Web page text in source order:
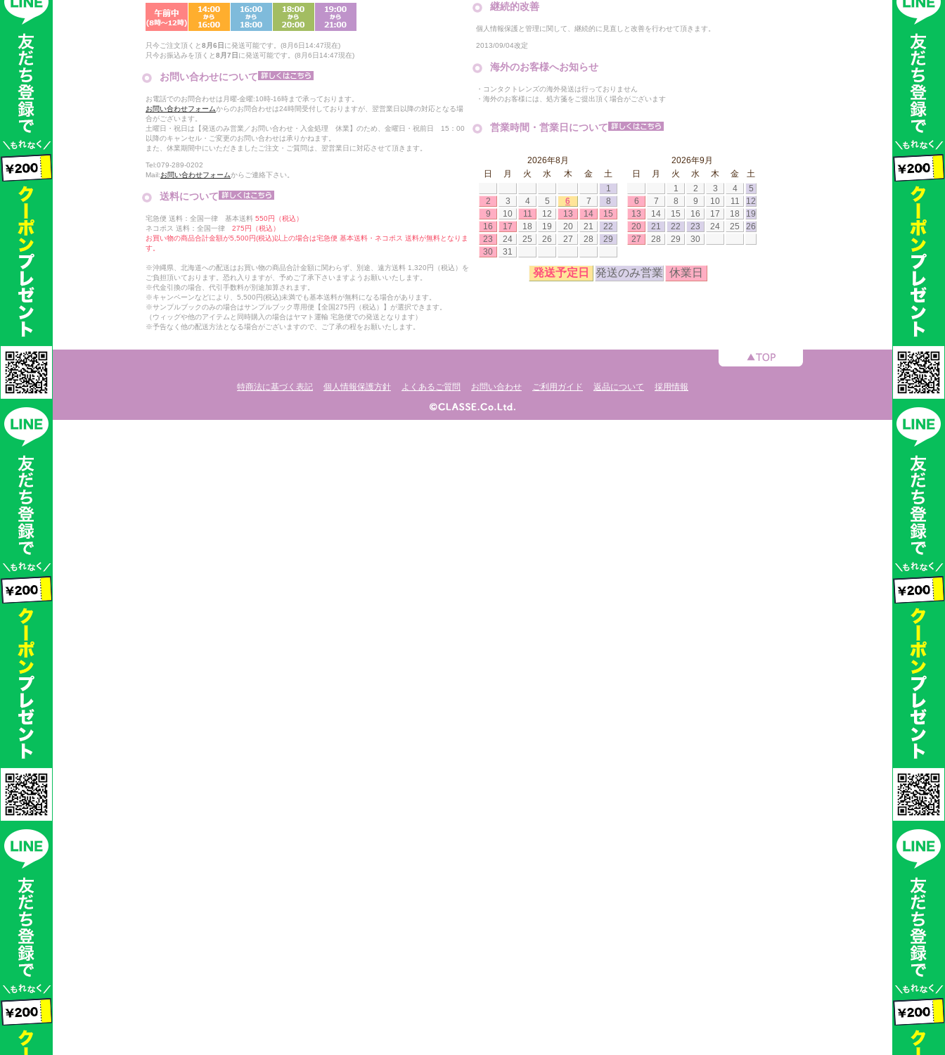
只今ご注文頂くと8月6日 に発送可能です。(8月6日14:47現在)
只今お振込みを頂くと8月7日 に発送可能です。(8月6日14:47現在)
お問い合わせについて
お電話でのお問合わせは月曜-金曜:10時-16時まで承っております。
お問い合わせフォームからのお問合わせは24時間受付しておりますが、翌営業日以降の対応となる場
合がございます。
土曜日・祝日は【発送のみ営業／お問い合わせ・入金処理 休業】のため、金曜日・祝前日 15：00
以降のキャンセル・ご変更のお問い合わせは承りかねます。
また、休業期間中にいただきましたご注文・ご質問は、翌営業日に対応させて頂きます。
Tel:079-289-0202
Mail:お問い合わせフォームからご連絡下さい。
送料について
宅急便 送料：全国一律 基本送料 550円（税込）
ネコポス 送料：全国一律 275円（税込）
お買い物の商品合計金額が5,500円(税込)以上の場合は宅急便 基本送料・ネコポス 送料が無料となりま
す。
※沖縄県、北海道への配送はお買い物の商品合計金額に関わらず、別途、遠方送料 1,320円（税込）を
ご負担頂いております。恐れ入りますが、予めご了承下さいますようお願いいたします。
※代金引換の場合、代引手数料が別途加算されます。
※キャンペーンなどにより、5,500円(税込)未満でも基本送料が無料になる場合があります。
※サンプルブックのみの場合はサンプルブック専用便【全国275円（税込）】が選択できます。
（ウィッグや他のアイテムと同時購入の場合はヤマト運輸 宅急便での発送となります）
※予告なく他の配送方法となる場合がございますので、ご了承の程をお願いたします。
継続的改善
個人情報保護と管理に関して、継続的に見直しと改善を行わせて頂きます。
2013/09/04改定
海外のお客様へお知らせ
・コンタクトレンズの海外発送は行っておりません
・海外のお客様には、処方箋をご提出頂く場合がございます
営業時間・営業日について
2026年8月
日
月 火 水 木 金
土
1
2
3 4 5 6 7
8
9
10 11 12 13 14
15
16
17 18 19 20 21
22
23
24 25 26 27 28
29
30
31
2026年9月
日
月 火 水 木 金
土
1
2 3 4
5
6
7 8 9 10 11
12
13
14 15 16 17 18
19
20
21 22 23 24 25
26
27
28 29 30
発送予定日 発送のみ営業 休業日
特商法に基づく表記 個人情報保護方針 よくあるご質問 お問い合わせ ご利用ガイド 返品について 採用情報